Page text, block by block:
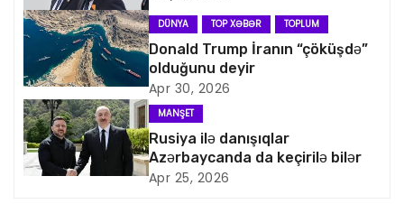
a
s
i
y
DÜNYA TOP XƏBƏR TOPLUM
Donald Trump İranın “çöküşdə”
olduğunu deyir
Apr 30, 2026
MANŞET
Rusiya ilə danışıqlar
Azərbaycanda da keçirilə bilər
Apr 25, 2026